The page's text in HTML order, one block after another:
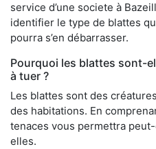
service d’une societe à
identifier le type de blattes
pourra s’en débarrasser.
Pourquoi les blattes sont-
à tuer ?
Les blattes sont des
des habitations. En
tenaces vous permettra
elles.